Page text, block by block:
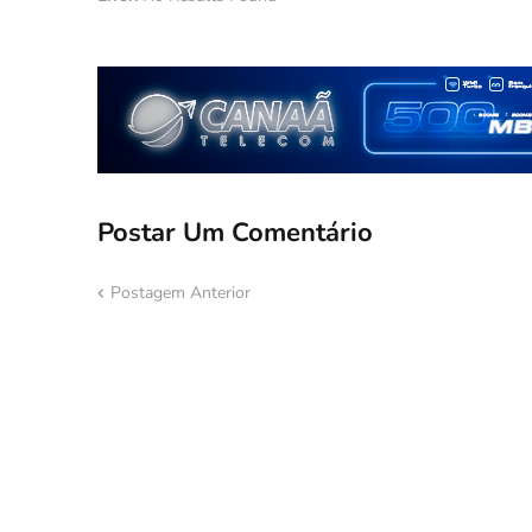
Postar Um Comentário
Postagem Anterior